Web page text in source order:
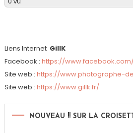
Liens Internet GillK
Facebook : https://
Site web : https://www.photographe-
Site web : https://www.gillk.fr/
NOUVEAU !! SUR LA